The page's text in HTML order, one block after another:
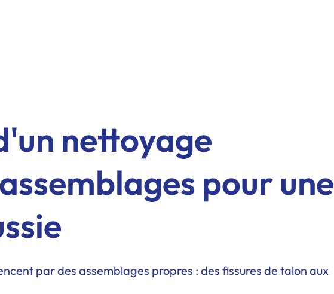
nettoyage
pour une
par des assemblages propres : des fissures de talon aux